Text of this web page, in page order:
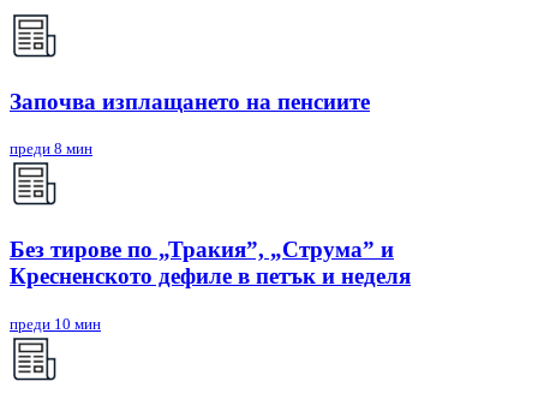
Започва изплащането на пенсиите
преди 8 мин
Без тирове по „Тракия”, „Струма” и
Кресненското дефиле в петък и неделя
преди 10 мин